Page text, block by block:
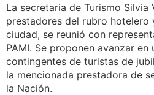
La secretaria de Turismo Silvia
prestadores del rubro hotelero
ciudad, se reunió con
PAMI. Se proponen avanzar
contingentes de turistas de
la mencionada prestadora de
la Nación.